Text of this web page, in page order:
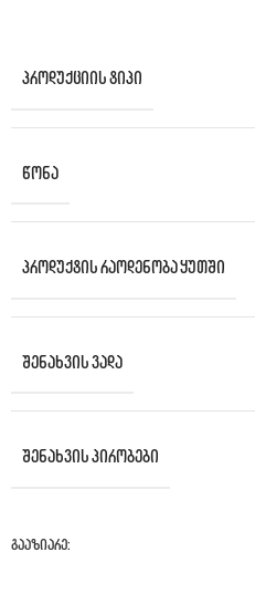
ᲞᲠᲝᲓᲣᲥᲪᲘᲘᲡ ᲢᲘᲞᲘ
ᲬᲝᲜᲐ
ᲞᲠᲝᲓᲣᲥᲢᲘᲡ ᲠᲐᲝᲓᲔᲜᲝᲑᲐ ᲧᲣᲗᲨᲘ
ᲨᲔᲜᲐᲮᲕᲘᲡ ᲕᲐᲓᲐ
ᲨᲔᲜᲐᲮᲕᲘᲡ ᲞᲘᲠᲝᲑᲔᲑᲘ
გააზიარე: